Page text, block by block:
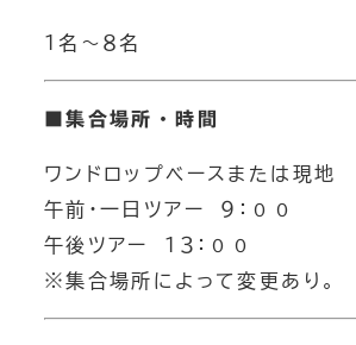
１名～８名
■集合場所・時間
ワンドロップベースまたは現地
午前・一日ツアー ９：００
午後ツアー １３：００
※集合場所によって変更あり。